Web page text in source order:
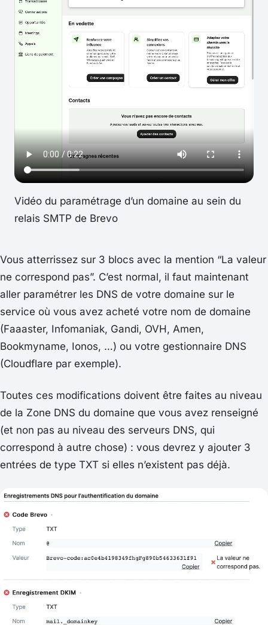
Vidéo du paramétrage d’un domaine au sein du
relais SMTP de Brevo
Vous atterrissez sur 3 blocs avec la mention “La valeur
ne correspond pas”. C’est normal, il faut maintenant
aller paramétrer les DNS de votre domaine sur le
service où vous avez acheté votre nom de domaine
(Faaaster, Infomaniak, Gandi, OVH, Amen,
Bookmyname, Ionos, …) ou votre gestionnaire DNS
(Cloudflare par exemple).
Toutes ces modifications doivent être faites au niveau
de la Zone DNS du domaine que vous avez renseigné
(et non pas au niveau des serveurs DNS, qui
correspond à autre chose) : vous devrez y ajouter 3
entrées de type TXT si elles n’existent pas déjà.